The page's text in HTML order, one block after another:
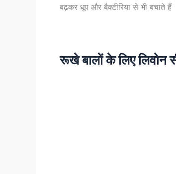
बढ़कर धूप और बैक्टीरिया से भी बचाते हैं
रूखे बालों के लिए लिवोन